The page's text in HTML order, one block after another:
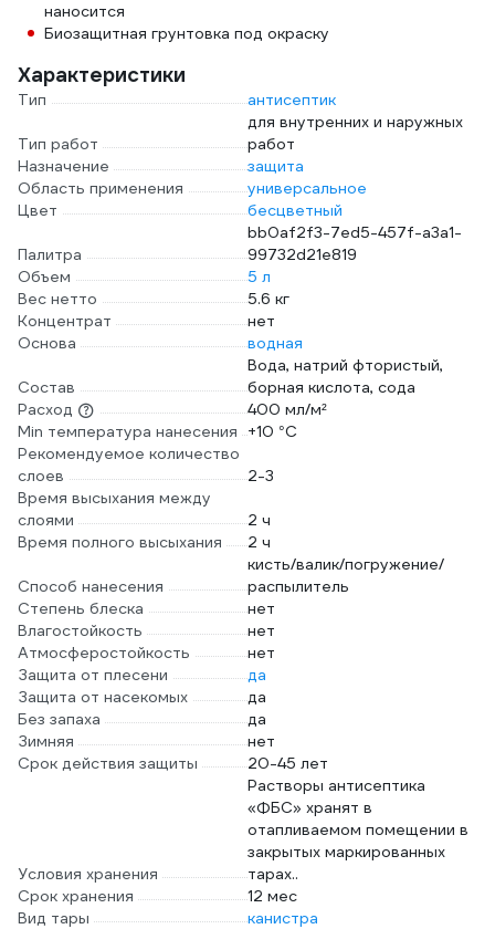
наносится
Биозащитная грунтовка под окраску
Характеристики
Тип антисептик
Тип работ
для внутренних и наружных
работ
Назначение
защита
Область применения
универсальное
Цвет
бесцветный
Палитра
bb0af2f3-7ed5-457f-a3a1-
99732d21e819
Объем
5 л
Вес нетто
5.6 кг
Концентрат
нет
Основа
водная
Состав
Вода, натрий фтористый,
борная кислота, сода
Расход
400 мл/м²
Min температура нанесения
+10 °С
Рекомендуемое количество
слоев
2-3
Время высыхания между
слоями
2 ч
Время полного высыхания
2 ч
Способ нанесения
кисть/валик/погружение/
распылитель
Степень блеска
нет
Влагостойкость
нет
Атмосферостойкость
нет
Защита от плесени
да
Защита от насекомых
да
Без запаха
да
Зимняя
нет
Срок действия защиты
20-45 лет
Условия хранения
Растворы антисептика
«ФБС» хранят в
отапливаемом помещении в
закрытых маркированных
тарах..
Срок хранения
12 мес
Вид тары
канистра